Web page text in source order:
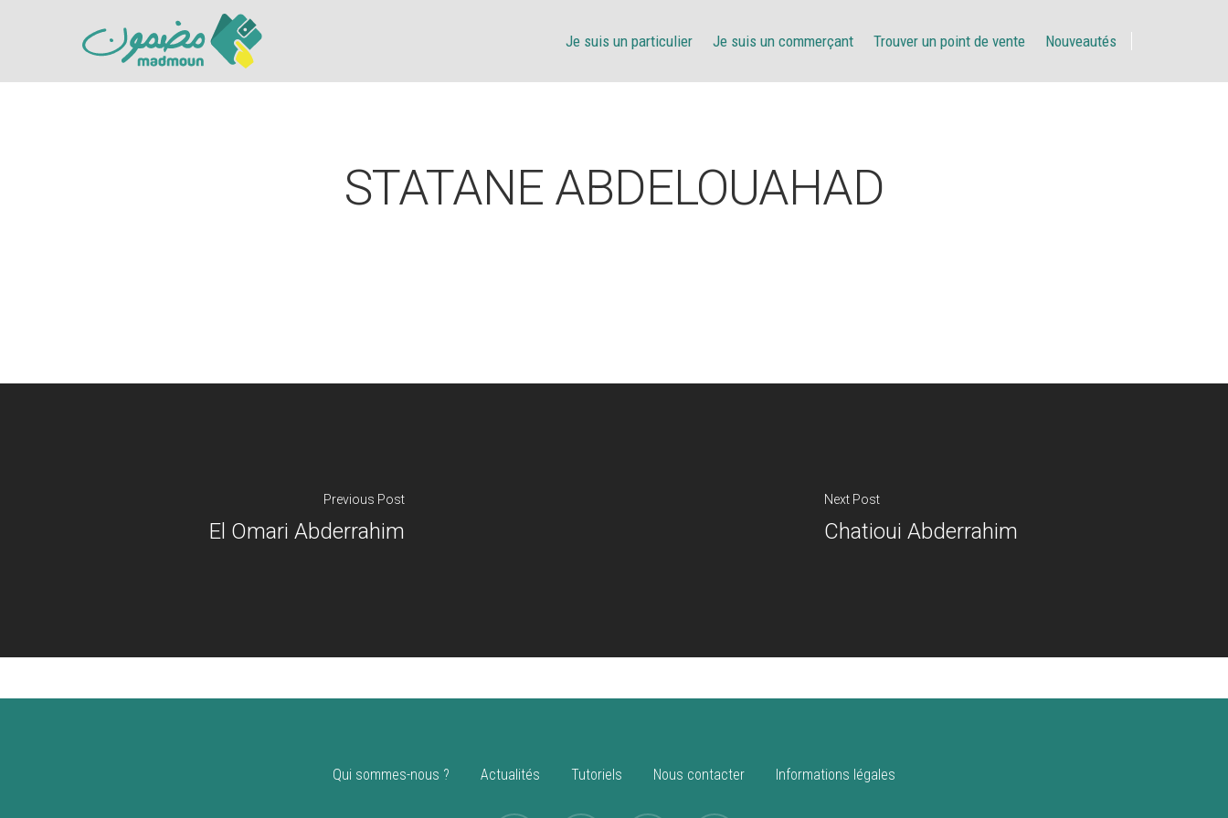
Hit enter to search or ESC to close
Je suis un particulier Je suis un commerçant Trouver un point de vente Nouveautés
STATANE ABDELOUAHAD
Previous Post
El Omari Abderrahim
Next Post
Chatioui Abderrahim
Qui sommes-nous ? Actualités Tutoriels Nous contacter Informations légales